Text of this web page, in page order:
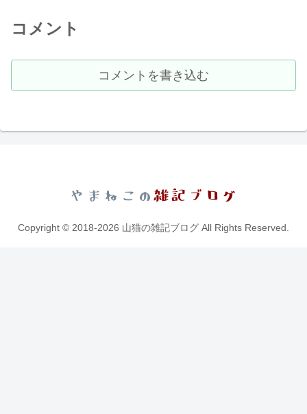
コメント
コメントを書き込む
Copyright © 2018-2026 山猫の雑記ブログ All Rights Reserved.